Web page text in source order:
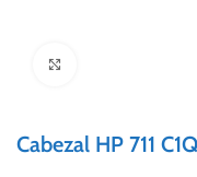
Cabezal HP 711